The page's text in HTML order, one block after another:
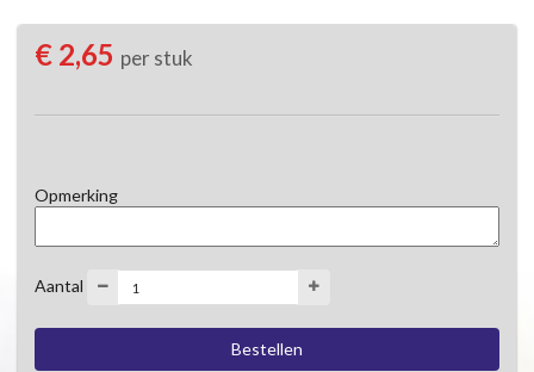
€ 2,65 per stuk
Opmerking
Aantal